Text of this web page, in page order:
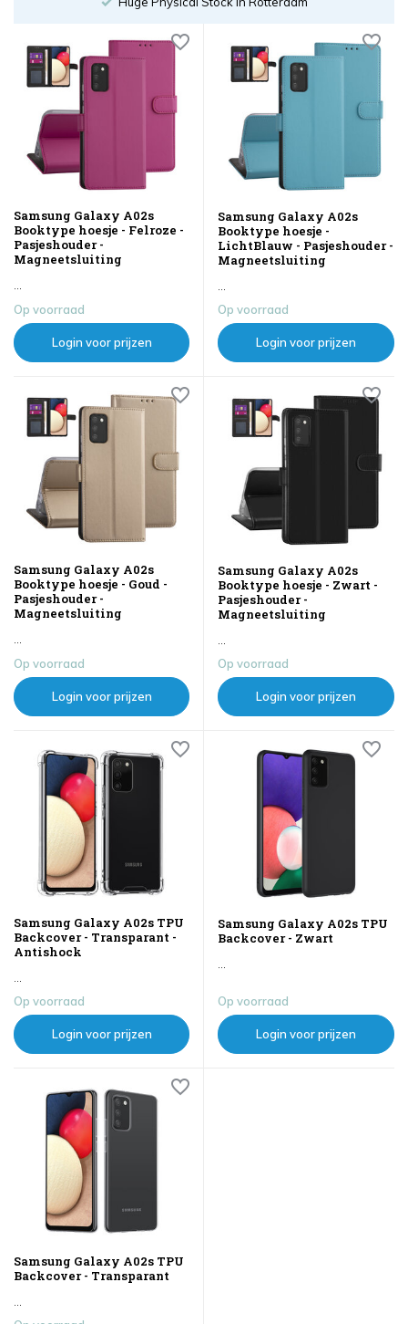
Samsung Galaxy A02s
Booktype hoesje - Felroze -
Pasjeshouder -
Magneetsluiting
...
Op voorraad
Login voor prijzen
Samsung Galaxy A02s
Booktype hoesje -
LichtBlauw - Pasjeshouder -
Magneetsluiting
...
Op voorraad
Login voor prijzen
Samsung Galaxy A02s
Booktype hoesje - Goud -
Pasjeshouder -
Magneetsluiting
Op voorraad
Login voor prijzen
Samsung Galaxy A02s
Booktype hoesje - Zwart -
Pasjeshouder -
Magneetsluiting
Op voorraad
Login voor prijzen
Samsung Galaxy A02s TPU
Backcover - Transparant -
Antishock
...
Op voorraad
Login voor prijzen
Samsung Galaxy A02s TPU
Backcover - Zwart
...
Op voorraad
Login voor prijzen
Samsung Galaxy A02s TPU
Backcover - Transparant
...